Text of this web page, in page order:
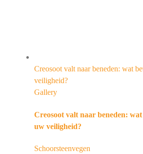
Creosoot valt naar beneden: wat
veiligheid?
Gallery
Creosoot valt naar beneden:
uw veiligheid?
Schoorsteenvegen